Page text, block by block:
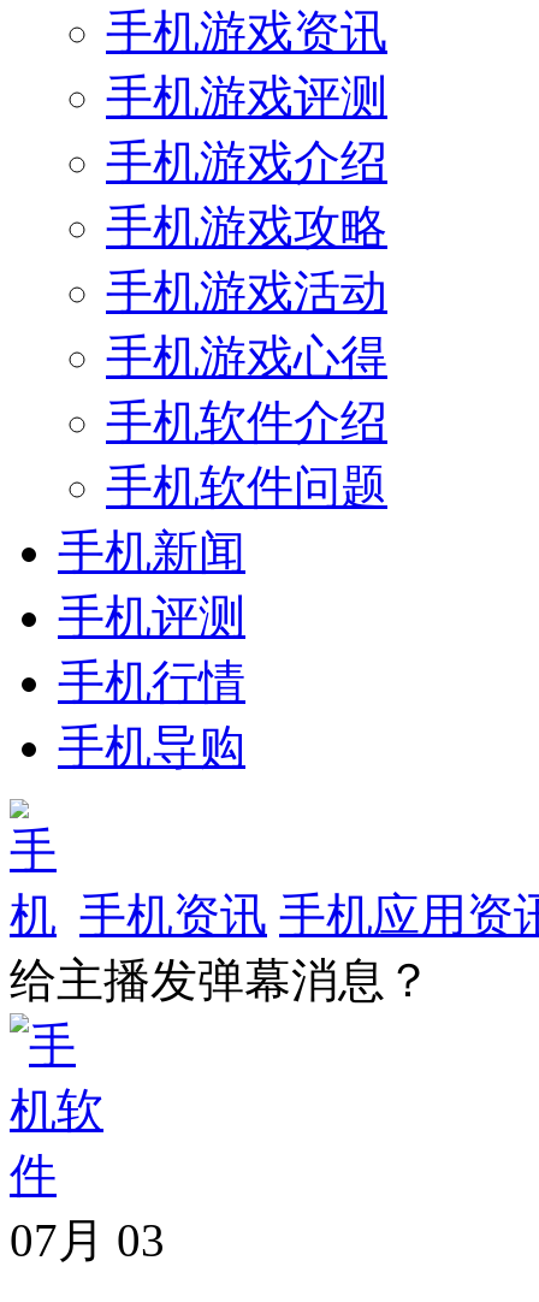
手机游戏资讯
手机游戏评测
手机游戏介绍
手机游戏攻略
手机游戏活动
手机游戏心得
手机软件介绍
手机软件问题
手机新闻
手机评测
手机行情
手机导购
手机资讯 手机应用资
给主播发弹幕消息？
07月 03